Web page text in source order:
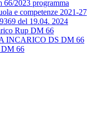
66/2023 programma
e competenze 2021-27
del 19.04. 2024
Rup DM 66
INCARICO DS DM 66
DM 66